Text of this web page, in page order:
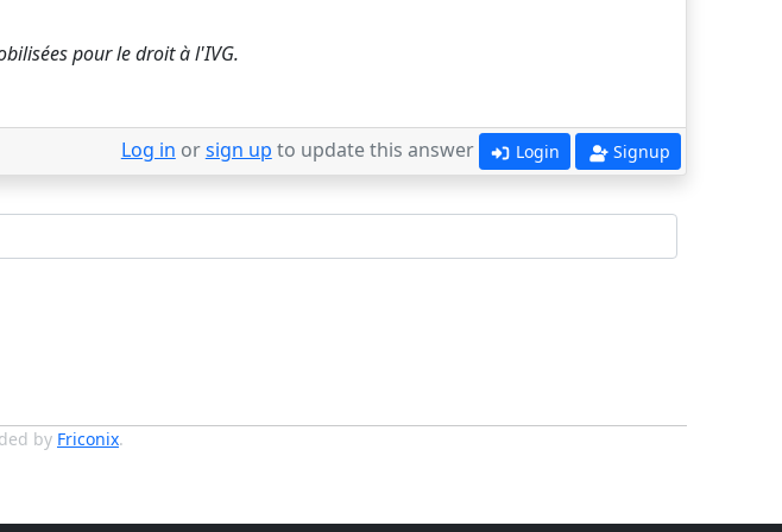
pour le droit à l'IVG.
Log in orsign up to update this answer Login Signup
by Friconix.